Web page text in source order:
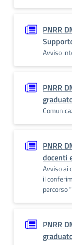
PNRR
Avviso
PNRR
PNRR
docenti
Avviso ai
il
percorso
PNRR